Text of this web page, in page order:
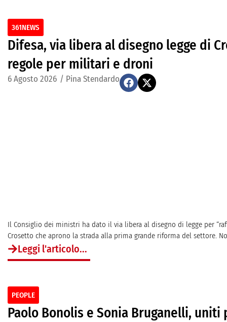
361NEWS
Difesa, via libera al disegno legge di
regole per militari e droni
6 Agosto 2026 / Pina Stendardo
Il Consiglio dei ministri ha dato il via libera al disegno di legge per
Crosetto che aprono la strada alla prima grande riforma del settore.
Leggi l'articolo...
PEOPLE
Paolo Bonolis e Sonia Bruganelli,